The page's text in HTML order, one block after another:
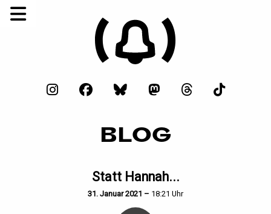
BLOG
Statt Hannah...
31. Januar 2021 – 18:21 Uhr